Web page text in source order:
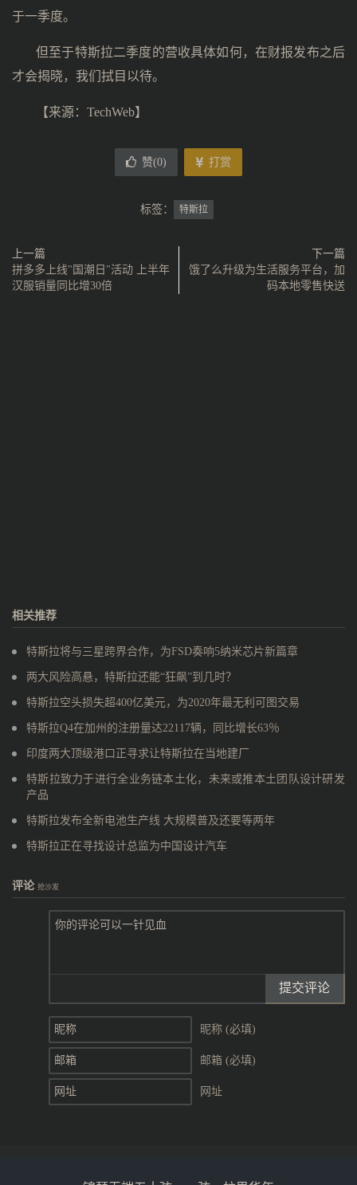
于一季度。
但至于特斯拉二季度的营收具体如何，在财报发布之后
才会揭晓，我们拭目以待。
【来源： TechWeb】
赞(0) 打赏
标签： 特斯拉
上一篇
拼多多上线"国潮日"活动 上半年
汉服销量同比增30倍
下一篇
饿了么升级为生活服务平台，加
码本地零售快送
相关推荐
特斯拉将与三星跨界合作，为FSD奏响5纳米芯片新篇章
两大风险高悬，特斯拉还能“狂飙”到几时？
特斯拉空头损失超400亿美元，为2020年最无利可图交易
特斯拉Q4在加州的注册量达22117辆，同比增长63％
印度两大顶级港口正寻求让特斯拉在当地建厂
特斯拉致力于进行全业务链本土化，未来或推本土团队设计研发
产品
特斯拉发布全新电池生产线 大规模普及还要等两年
特斯拉正在寻找设计总监为中国设计汽车
评论 抢沙发
提交评论
昵称 (必填)
邮箱 (必填)
网址